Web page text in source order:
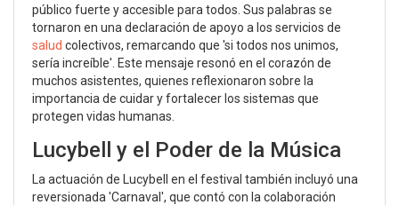
público fuerte y accesible para todos. Sus palabras se
tornaron en una declaración de apoyo a los servicios de
salud colectivos, remarcando que 'si todos nos unimos,
sería increíble'. Este mensaje resonó en el corazón de
muchos asistentes, quienes reflexionaron sobre la
importancia de cuidar y fortalecer los sistemas que
protegen vidas humanas.
Lucybell y el Poder de la Música
La actuación de Lucybell en el festival también incluyó una
reversionada 'Carnaval', que contó con la colaboración